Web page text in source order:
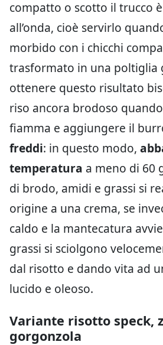
compatto o scotto il trucco
all’onda, cioè servirlo
morbido con i chicchi
trasformato in una poltiglia
ottenere questo risultato
riso ancora brodoso
fiamma e aggiungere il
freddi: in questo modo,
temperatura a meno di 60
di brodo, amidi e grassi si
origine a una crema, se
caldo e la mantecatura
grassi si sciolgono
dal risotto e dando vita ad
lucido e oleoso.
Variante risotto speck,
gorgonzola